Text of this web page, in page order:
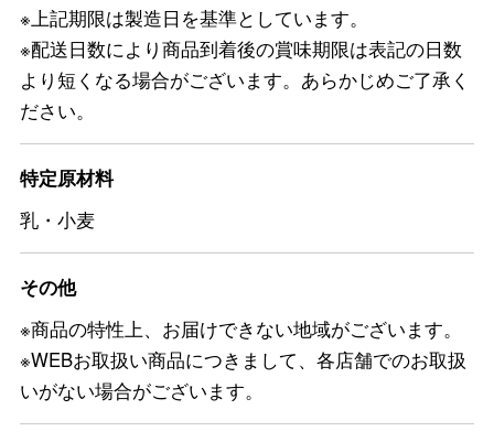
※上記期限は製造日を基準としています。
※配送日数により商品到着後の賞味期限は表記の日数
より短くなる場合がございます。あらかじめご了承く
ださい。
特定原材料
乳・小麦
その他
※商品の特性上、お届けできない地域がございます。
※WEBお取扱い商品につきまして、各店舗でのお取扱
いがない場合がございます。